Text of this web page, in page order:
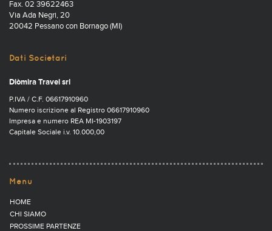
Fax. 02 39622463
Via Ada Negri, 20
20042 Pessano con Bornago (MI)
Dati Societari
Diòmira Travel srl
P.IVA / C.F. 06617910960
Numero iscrizione al Registro 06617910960
Impresa e numero REA MI-1903197
Capitale Sociale i.v. 10.000,00
Menu
HOME
CHI SIAMO
PROSSIME PARTENZE